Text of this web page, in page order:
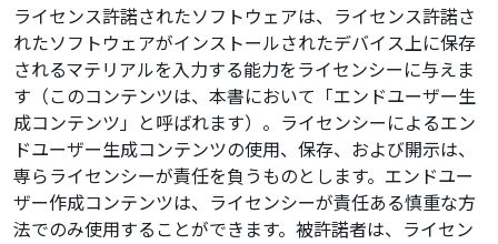
ライセンス許諾されたソフトウェアは、ライセンス許諾さ
れたソフトウェアがインストールされたデバイス上に保存
されるマテリアルを入力する能力をライセンシーに与えま
す（このコンテンツは、本書において「エンドユーザー生
成コンテンツ」と呼ばれます）。ライセンシーによるエン
ドユーザー生成コンテンツの使用、保存、および開示は、
専らライセンシーが責任を負うものとします。エンドユー
ザー作成コンテンツは、ライセンシーが責任ある慎重な方
法でのみ使用することができます。被許諾者は、ライセン